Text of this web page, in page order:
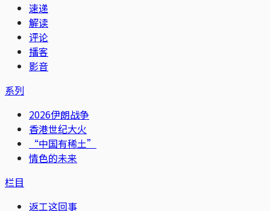
速递
解读
评论
播客
影音
系列
2026伊朗战争
香港世纪大火
“中国有稀土”
情色的未来
栏目
返工这回事